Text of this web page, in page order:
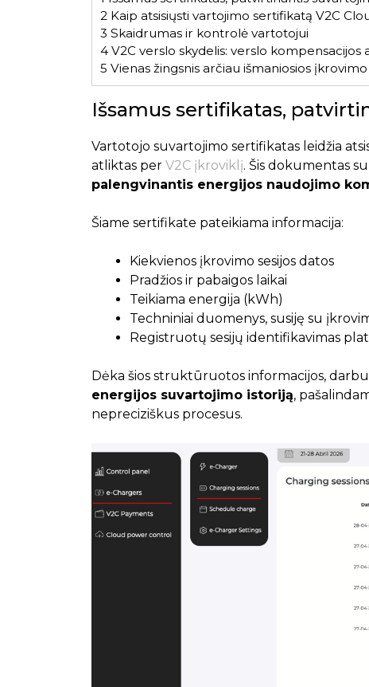
2Kaip atsisiųsti vartojimo sertifikatą V2C
3 Skaidrumas ir kontrolė vartotojui
4V2C verslo skydelis: verslo kompensacijos
5 Vienas žingsnis arčiau išmaniosios
Išsamus sertifikatas,
Vartotojo suvartojimo sertifikatas leidžia
atliktas per V2C įkroviklį. Šis dokumentas
palengvinantis energijos naudojimo
Šiame sertifikate pateikiama informacija:
Kiekvienos įkrovimo sesijos datos
Pradžios ir pabaigos laikai
Teikiama energija (kWh)
Techniniai duomenys, susiję su
Registruotų sesijų identifikavimas
Dėka šios struktūruotos informacijos,
energijos suvartojimo istoriją,
nepreciziškus procesus.